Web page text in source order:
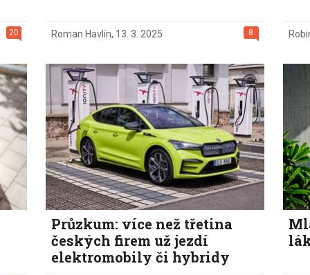
20 8
Roman Havlín, 13. 3. 2025
Průzkum: více než třetina
českých firem už jezdí
elektromobily či hybridy